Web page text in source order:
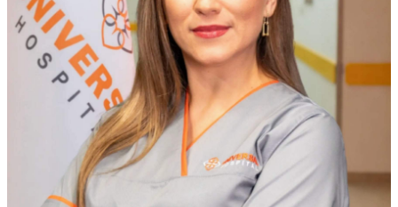
Media və QHT
Hadisə
Sağlamlıq
Sosium
Mənəvi dəyərlər
Texnologiya
Mətbuat-150
Missiyamız